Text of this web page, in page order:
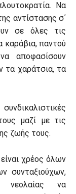
Να
αντίστασης σ΄
σε όλες τις
καράβια, παντού
αποφασίσουν
τα χαράτσια, τα
μαζί με τις
ζωής τους.
χρέος όλων
συνταξιούχων,
νεολαίας να